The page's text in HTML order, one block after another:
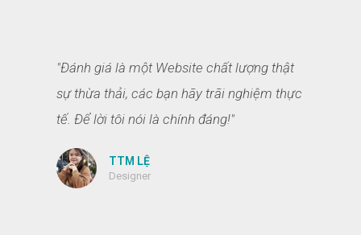
"Đánh giá là một Website chất lượng thật
sự thừa thải, các bạn hãy trãi nghiệm thực
tế. Để lời tôi nói là chính đáng!"
TTM LỆ
Designer